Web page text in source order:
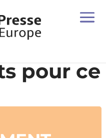
pour ce